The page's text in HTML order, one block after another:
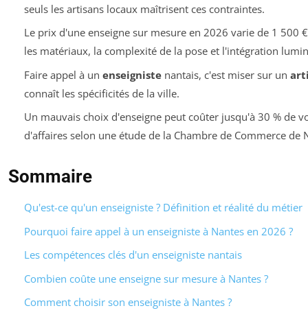
seuls les artisans locaux maîtrisent ces contraintes.
Le prix d'une enseigne sur mesure en 2026 varie de 1 500
les matériaux, la complexité de la pose et l'intégration
Faire appel à un enseignistenantais, c'est miser sur un
connaît les spécificités de la ville.
Un mauvais choix d'enseigne peut coûter jusqu'à 30 % de
d'affaires selon une étude de la Chambre de Commerce de
Sommaire
Qu'est-ce qu'un enseigniste ? Définition et réalité du métier
Pourquoi faire appel à un enseigniste à Nantes en 2026 ?
Les compétences clés d'un enseigniste nantais
Combien coûte une enseigne sur mesure à Nantes ?
Comment choisir son enseigniste à Nantes ?